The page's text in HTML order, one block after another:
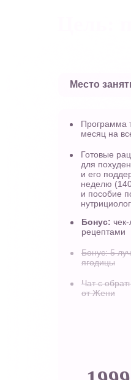
Бонус:
рецептами
Бонус: 5
ягодицы
Чат с
от Жени
Программа
месяц на
Готовые
для
и его
неделю
и пособие
Место